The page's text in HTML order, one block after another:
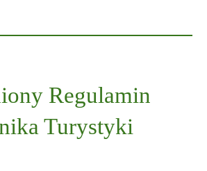
Regulamin
Turystyki